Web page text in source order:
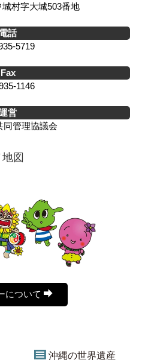
村字大城503番地
電話
5719
Fax
1146
営
同管理協議会
地図
について
沖縄の世界遺産